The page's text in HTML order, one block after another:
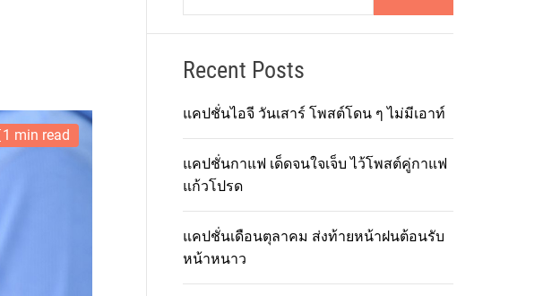
1 min read
Recent Posts
แคปชั่นไอจี วันเสาร์ โพสต์โดน ๆ ไม่มีเอาท์
แคปชั่นกาแฟ เด็ดจนใจเจ็บ ไว้โพสต์คู่กาแฟ
แก้วโปรด
แคปชั่นเดือนตุลาคม ส่งท้ายหน้าฝนต้อนรับ
หน้าหนาว